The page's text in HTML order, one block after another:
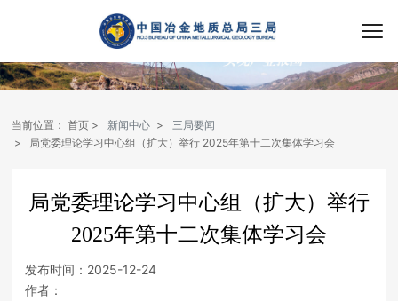
当前位置： 首页 新闻中心
三局要闻
局党委理论学习中心组（扩大）举行 2025年第十二次集体学习会
局党委理论学习中心组（扩大）举行
2025年第十二次集体学习会
发布时间： 2025-12-24
作者：